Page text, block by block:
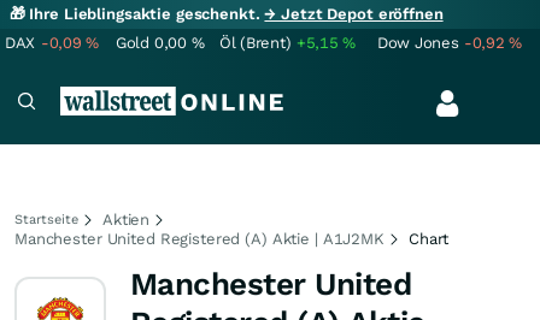
🎁 Ihre Lieblingsaktie geschenkt.→ Jetzt Depot eröffnen
DAX -0,09% Gold 0,00 % Öl (Brent) +5,15% Dow Jones -0,92%
Startseite
Aktien
Manchester United Registered (A) Aktie | A1J2MK
Chart
Manchester United